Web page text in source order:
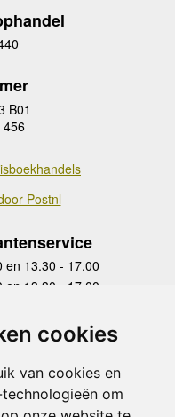
cookies
van cookies en
om
B01
456
Postnl
en 13.30 - 17.00
en 13.30 - 17.00
en 13.30 - 17.00
en 13.30 - 17.00